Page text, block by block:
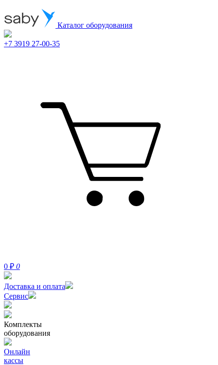
Каталог оборудования
+7 3919 27-00-35
0 ₽ 0
Доставка и оплата
Сервис
Комплекты
оборудования
Онлайн
кассы